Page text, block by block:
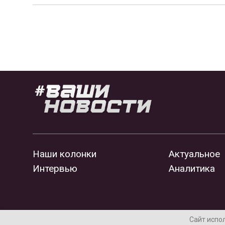
Наши колонки
Интервью
Актуальное
Аналитика
Сайт